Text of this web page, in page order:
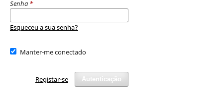
Senha *
Esqueceu a sua senha?
Manter-me conectado
Autenticação
Registar-se